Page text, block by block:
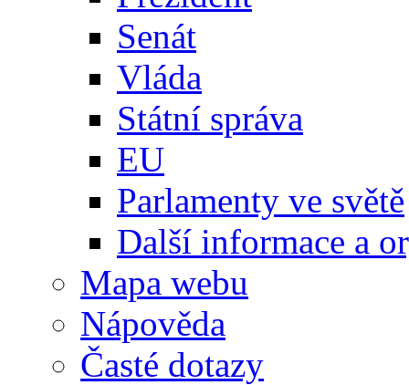
Senát
Vláda
Státní správa
EU
Parlamenty ve světě
Další informace a
Mapa webu
Nápověda
Časté dotazy